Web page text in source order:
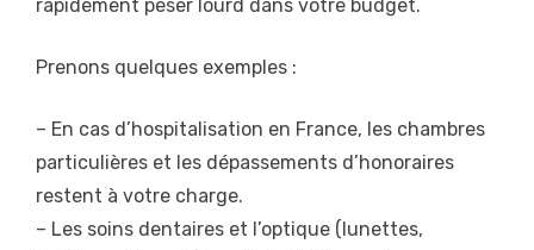
rapidement peser lourd dans votre budget.
Prenons quelques exemples :
– En cas d’hospitalisation en France, les chambres
particulières et les dépassements d’honoraires
restent à votre charge.
– Les soins dentaires et l’optique (lunettes,